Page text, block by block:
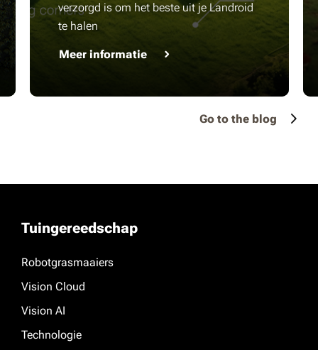
verzorgd is om het beste uit je Landroid
te halen
Meer informatie
Go to the blog
Tuingereedschap
Robotgrasmaaiers
Vision Cloud
Vision AI
Technologie